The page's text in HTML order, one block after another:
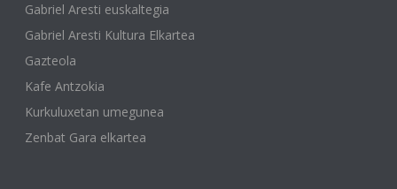
Gabriel Aresti euskaltegia
Gabriel Aresti Kultura Elkartea
Gazteola
Kafe Antzokia
Kurkuluxetan umegunea
Zenbat Gara elkartea